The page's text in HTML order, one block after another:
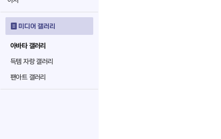
미디어 갤러리
아바타 갤러리
득템 자랑 갤러리
팬아트 갤러리